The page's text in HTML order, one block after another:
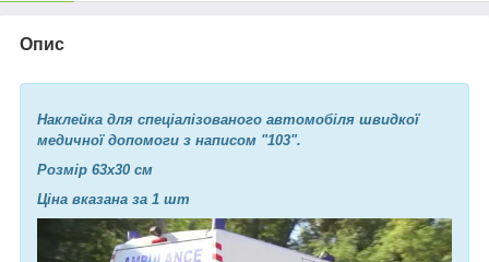
Опис
Наклейка для спеціалізованого автомобіля швидкої
медичної допомоги з написом "103".
Розмір 63х30 см
​​​​​​​Ціна вказана за 1 шт